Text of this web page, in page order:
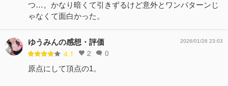
つ…。かなり暗くて引きずるけど意外とワンパターンじ
ゃなくて面白かった。
ゆうみんの感想・評価
4.1 2 0
2026/01/26 23:03
原点にして頂点の1。